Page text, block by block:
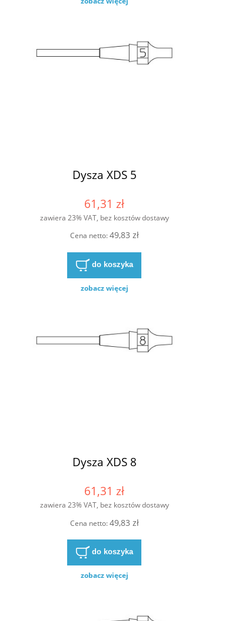
Dysza XDS 5
61,31 zł
zawiera 23% VAT, bez kosztów dostawy
Cena netto:49,83 zł
do koszyka
zobacz więcej
Dysza XDS 8
61,31 zł
zawiera 23% VAT, bez kosztów dostawy
Cena netto:49,83 zł
do koszyka
zobacz więcej